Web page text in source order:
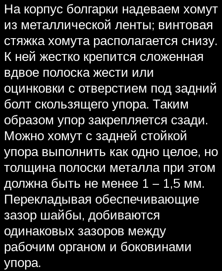
На корпус болгарки надеваем хомут
из металлической ленты; винтовая
стяжка хомута располагается снизу.
К ней жестко крепится сложенная
вдвое полоска жести или
оцинковки с отверстием под задний
болт скользящего упора. Таким
образом упор закрепляется сзади.
Можно хомут с задней стойкой
упора выполнить как одно целое, но
толщина полоски металла при этом
должна быть не менее 1 – 1,5 мм.
Перекладывая обеспечивающие
зазор шайбы, добиваются
одинаковых зазоров между
рабочим органом и боковинами
упора.